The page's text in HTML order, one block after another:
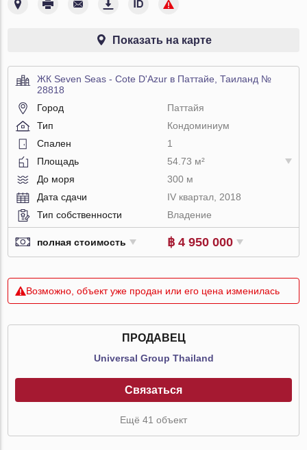
Показать на карте
ЖК Seven Seas - Cote D'Azur в Паттайе, Таиланд №
28818
Город
Паттайя
Тип
Кондоминиум
Спален
1
Площадь
54.73 м²
До моря
300 м
Дата сдачи
IV квартал, 2018
Тип собственности
Владение
полная стоимость ฿ 4 950 000
Возможно, объект уже продан или его цена изменилась
ПРОДАВЕЦ
Universal Group Thailand
Связаться
Ещё 41 объект